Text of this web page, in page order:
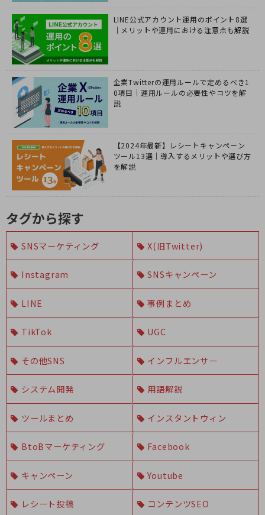
LINE公式アカウント運用のポイント8選
｜メリットや運用における注意点も解説
企業Twitterの運用ルールで定めるべき1
0項目｜運用ルールの必要性やコツを解
説
【2024年最新】レシートキャンペーン
ツール13選｜導入するメリットや選び方
を解説
タグから探す
SNSマーケティング X(旧Twitter)
Instagram SNSキャンペーン
LINE 事例まとめ
TikTok UGC
その他SNS インフルエンサー
システム開発 用語解説
ツールまとめ インスタントウィン
BtoBマーケティング Facebook
キャンペーン Youtube
レシート投稿 コンテンツSEO